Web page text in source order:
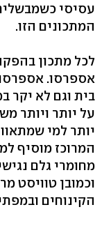
עסיסי
המתכונים הזו.
לכל מתכון
אספרסו.
בית וגם לא יקר
על יותר ויותר
יותר למי
המרוכז מוסיף
מחומרי גלם
וכמובן טוויסט
הקינוחים